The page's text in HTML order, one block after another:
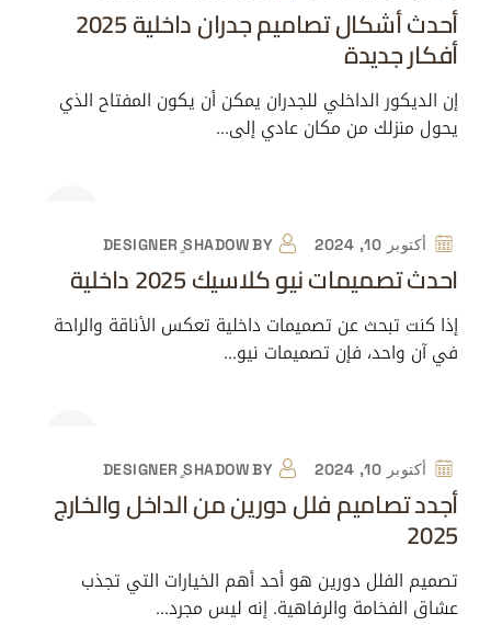
أحدث أشكال تصاميم جدران داخلية 2025
أفكار جديدة
إن الديكور الداخلي للجدران يمكن أن يكون المفتاح الذي
يحول منزلك من مكان عادي إلى…
أكتوبر 10, 2024 BYDESIGNER ٍSHADOW
احدث تصميمات نيو كلاسيك 2025 داخلية
إذا كنت تبحث عن تصميمات داخلية تعكس الأناقة والراحة
في آن واحد، فإن تصميمات نيو…
أكتوبر 10, 2024 BYDESIGNER ٍSHADOW
أجدد تصاميم فلل دورين من الداخل والخارج
2025
تصميم الفلل دورين هو أحد أهم الخيارات التي تجذب
عشاق الفخامة والرفاهية. إنه ليس مجرد…